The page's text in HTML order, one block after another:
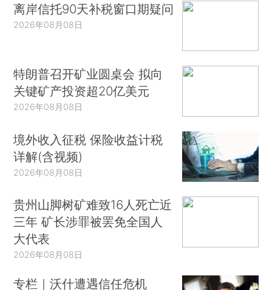
离岸信托90天补税窗口期疑问
2026年08月08日
特朗普召开矿业圆桌会 拟向
关键矿产投资超20亿美元
2026年08月08日
境外收入征税 保险收益计税
详解(含视频)
2026年08月08日
贵州山脚树矿难致16人死亡近
三年 矿长涉罪被罢免全国人
大代表
2026年08月08日
专栏｜沃什遭遇信任危机